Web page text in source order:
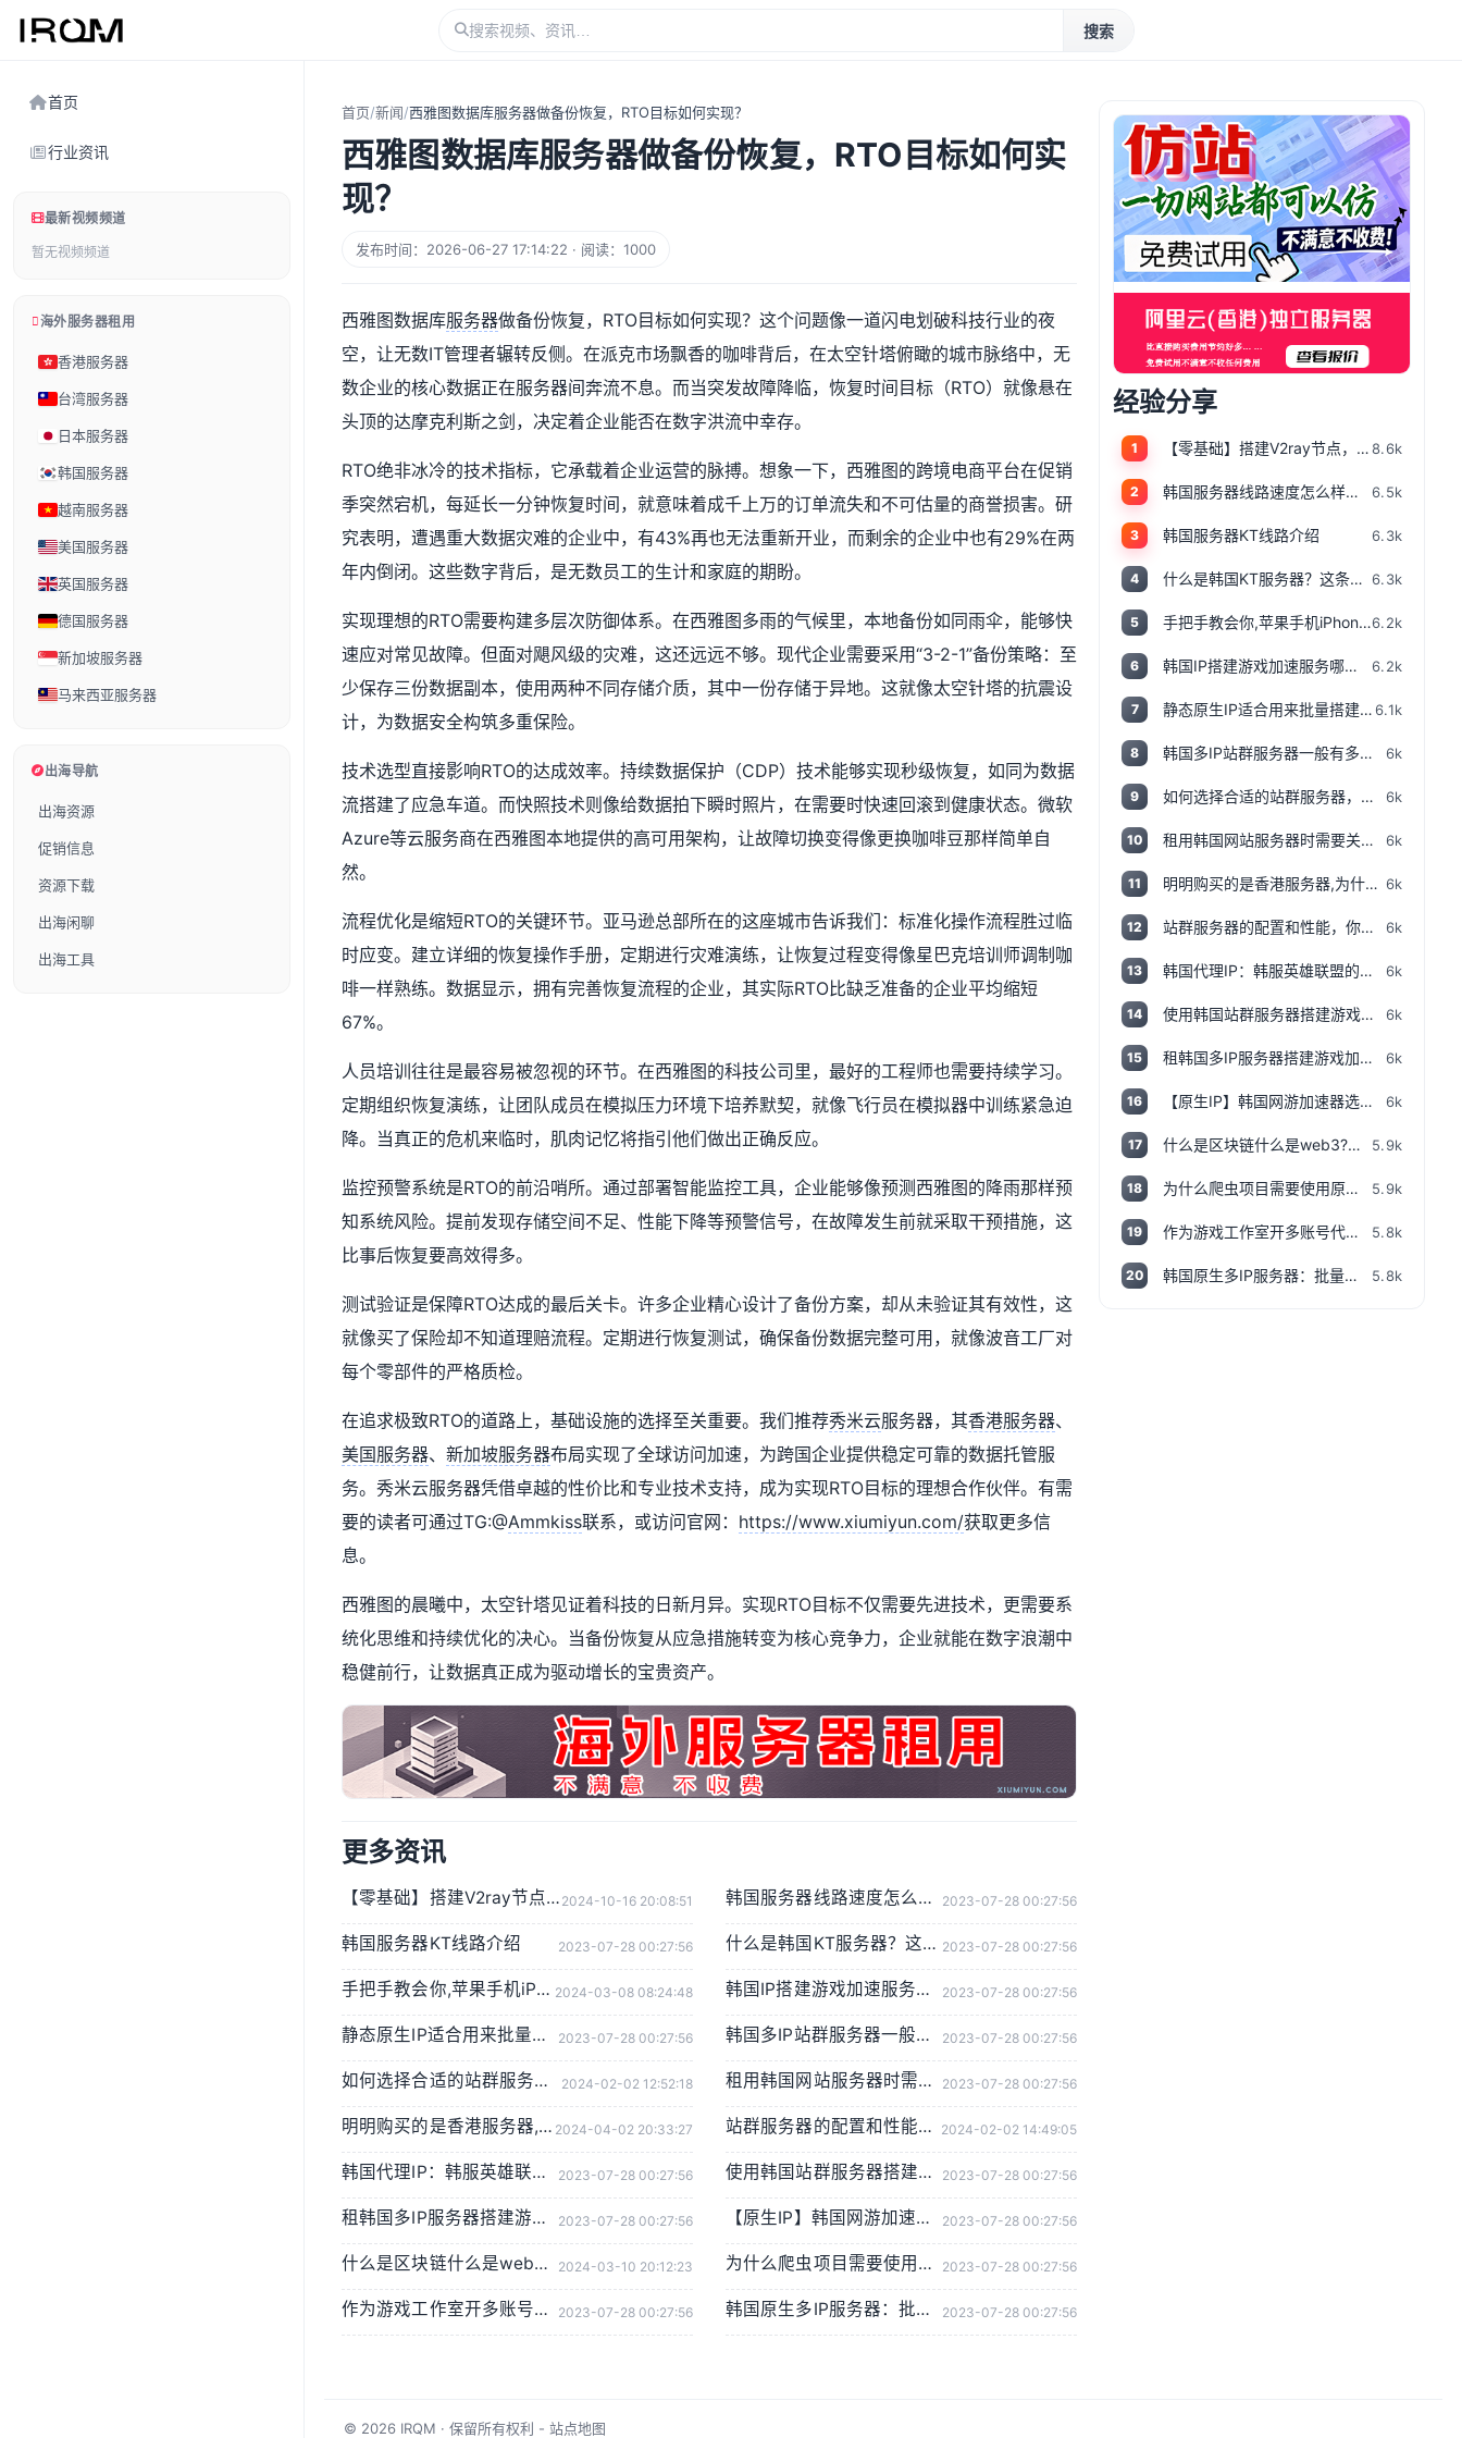
搜索
首页
行业资讯
最新视频频道
暂无视频频道
海外服务器租用
香港服务器
台湾服务器
日本服务器
韩国服务器
越南服务器
美国服务器
英国服务器
德国服务器
新加坡服务器
马来西亚服务器
出海导航
出海资源
促销信息
资源下载
出海闲聊
出海工具
首页/新闻/西雅图数据库服务器做备份恢复，RTO目标如何实现？
西雅图数据库服务器做备份恢复，RTO目标如何实
现？
发布时间：2026-06-27 17:14:22 · 阅读：1000
西雅图数据库服务器做备份恢复，RTO目标如何实现？这个问题像一道闪电划破科技行业的夜
空，让无数IT管理者辗转反侧。在派克市场飘香的咖啡背后，在太空针塔俯瞰的城市脉络中，无
数企业的核心数据正在服务器间奔流不息。而当突发故障降临，恢复时间目标（RTO）就像悬在
头顶的达摩克利斯之剑，决定着企业能否在数字洪流中幸存。
RTO绝非冰冷的技术指标，它承载着企业运营的脉搏。想象一下，西雅图的跨境电商平台在促销
季突然宕机，每延长一分钟恢复时间，就意味着成千上万的订单流失和不可估量的商誉损害。研
究表明，遭遇重大数据灾难的企业中，有43%再也无法重新开业，而剩余的企业中也有29%在两
年内倒闭。这些数字背后，是无数员工的生计和家庭的期盼。
实现理想的RTO需要构建多层次防御体系。在西雅图多雨的气候里，本地备份如同雨伞，能够快
速应对常见故障。但面对飓风级的灾难，这还远远不够。现代企业需要采用“3-2-1”备份策略：至
少保存三份数据副本，使用两种不同存储介质，其中一份存储于异地。这就像太空针塔的抗震设
计，为数据安全构筑多重保险。
技术选型直接影响RTO的达成效率。持续数据保护（CDP）技术能够实现秒级恢复，如同为数据
流搭建了应急车道。而快照技术则像给数据拍下瞬时照片，在需要时快速回滚到健康状态。微软
Azure等云服务商在西雅图本地提供的高可用架构，让故障切换变得像更换咖啡豆那样简单自
然。
流程优化是缩短RTO的关键环节。亚马逊总部所在的这座城市告诉我们：标准化操作流程胜过临
时应变。建立详细的恢复操作手册，定期进行灾难演练，让恢复过程变得像星巴克培训师调制咖
啡一样熟练。数据显示，拥有完善恢复流程的企业，其实际RTO比缺乏准备的企业平均缩短
67%。
人员培训往往是最容易被忽视的环节。在西雅图的科技公司里，最好的工程师也需要持续学习。
定期组织恢复演练，让团队成员在模拟压力环境下培养默契，就像飞行员在模拟器中训练紧急迫
降。当真正的危机来临时，肌肉记忆将指引他们做出正确反应。
监控预警系统是RTO的前沿哨所。通过部署智能监控工具，企业能够像预测西雅图的降雨那样预
知系统风险。提前发现存储空间不足、性能下降等预警信号，在故障发生前就采取干预措施，这
比事后恢复要高效得多。
测试验证是保障RTO达成的最后关卡。许多企业精心设计了备份方案，却从未验证其有效性，这
就像买了保险却不知道理赔流程。定期进行恢复测试，确保备份数据完整可用，就像波音工厂对
每个零部件的严格质检。
在追求极致RTO的道路上，基础设施的选择至关重要。我们推荐秀米云服务器，其香港服务器、
美国服务器、 新加坡服务器布局实现了全球访问加速，为跨国企业提供稳定可靠的数据托管服
务。秀米云服务器凭借卓越的性价比和专业技术支持，成为实现RTO目标的理想合作伙伴。有需
要的读者可通过TG:@Ammkiss联系，或访问官网： https://www.xiumiyun.com/获取更多信
息。
西雅图的晨曦中，太空针塔见证着科技的日新月异。实现RTO目标不仅需要先进技术，更需要系
统化思维和持续优化的决心。当备份恢复从应急措施转变为核心竞争力，企业就能在数字浪潮中
稳健前行，让数据真正成为驱动增长的宝贵资产。
更多资讯
【零基础】搭建V2ray节点，一键搭建X-UI面板，目前最简单、最安全、最稳定的专属节点搭建方法，晚高峰高速稳定，4K秒开的科学上网 2024-10-16 20:08:51 韩国服务器线路速度怎么样？韩国服务器速度测评 2023-07-28 00:27:56
韩国服务器KT线路介绍 2023-07-28 00:27:56 什么是韩国KT服务器？这条线路的服务器有哪些特点？ 2023-07-28 00:27:56
手把手教会你,苹果手机iPhone怎样设置TIKTOK文的运营环境，手把手教你怎样运营海外抖音 服务器购买 2024-03-08 08:24:48 韩国IP搭建游戏加速服务哪家好，如何获得韩国IP 2023-07-28 00:27:56
静态原生IP适合用来批量搭建韩服游戏账号吗 2023-07-28 00:27:56 韩国多IP站群服务器一般有多少个IP，如何计算 2023-07-28 00:27:56
如何选择合适的站群服务器，提高网站的排名和流量 2024-02-02 12:52:18 租用韩国网站服务器时需要关心哪些要素 2023-07-28 00:27:56
明明购买的是香港服务器,为什么检测IP属性是归美国?「视频+文案」 2024-04-02 20:33:27 站群服务器的配置和性能，你应该注意哪些指标和参数？ 2024-02-02 14:49:05
韩国代理IP：韩服英雄联盟的上分保障 2023-07-28 00:27:56 使用韩国站群服务器搭建游戏代理如何测试IP？ 2023-07-28 00:27:56
租韩国多IP服务器搭建游戏加速代理：如何检测IP地址是否为本地IP 2023-07-28 00:27:56 【原生IP】韩国网游加速器选配多IP服务器指南 2023-07-28 00:27:56
什么是区块链什么是web3?一个视频用爸妈都能听得懂的话说清楚,撸空投入门视频! 2024-03-10 20:12:23 为什么爬虫项目需要使用原生代理ip服务器？ 2023-07-28 00:27:56
作为游戏工作室开多账号代练如何选择服务器 2023-07-28 00:27:56 韩国原生多IP服务器：批量注册韩国游戏账号神器 2023-07-28 00:27:56
经验分享
1 【零基础】搭建V2ray节点，一键搭建X-UI面板，目前最简单、最安全、最稳定的专属节点搭建方法，晚高峰高速稳定，4K秒开的科学上网8.6k
2 韩国服务器线路速度怎么样？韩国服务器速度测评 6.5k
3 韩国服务器KT线路介绍 6.3k
4 什么是韩国KT服务器？这条线路的服务器有哪些特点？ 6.3k
5 手把手教会你,苹果手机iPhone怎样设置TIKTOK文的运营环境，手把手教你怎样运营海外抖音 服务器购买6.2k
6 韩国IP搭建游戏加速服务哪家好，如何获得韩国IP 6.2k
7 静态原生IP适合用来批量搭建韩服游戏账号吗6.1k
8 韩国多IP站群服务器一般有多少个IP，如何计算 6k
9 如何选择合适的站群服务器，提高网站的排名和流量 6k
10 租用韩国网站服务器时需要关心哪些要素 6k
11 明明购买的是香港服务器,为什么检测IP属性是归美国?「视频+文案」 6k
12 站群服务器的配置和性能，你应该注意哪些指标和参数？ 6k
13 韩国代理IP：韩服英雄联盟的上分保障 6k
14 使用韩国站群服务器搭建游戏代理如何测试IP？ 6k
15 租韩国多IP服务器搭建游戏加速代理：如何检测IP地址是否为本地IP 6k
16 【原生IP】韩国网游加速器选配多IP服务器指南 6k
17 什么是区块链什么是web3?一个视频用爸妈都能听得懂的话说清楚,撸空投入门视频! 5.9k
18 为什么爬虫项目需要使用原生代理ip服务器？ 5.9k
19 作为游戏工作室开多账号代练如何选择服务器 5.8k
20 韩国原生多IP服务器：批量注册韩国游戏账号神器 5.8k
© 2026 IRQM · 保留所有权利 - 站点地图